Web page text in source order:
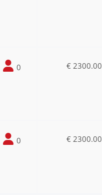
0 € 2300.00
0 € 2300.00